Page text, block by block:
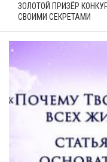
ЗОЛОТОЙ ПРИЗЁР
СВОИМИ СЕКРЕТАМИ